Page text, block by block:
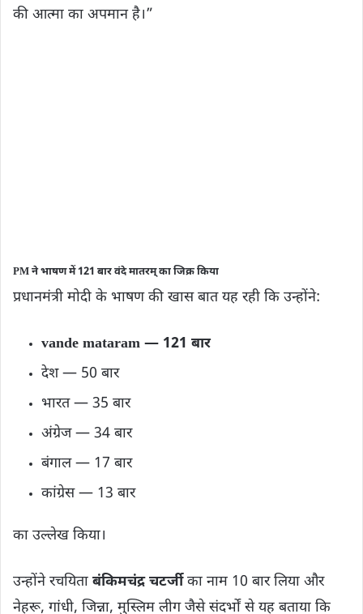
की आत्मा का अपमान है।”
PM ने भाषण में 121 बार वंदे मातरम् का जिक्र किया
प्रधानमंत्री मोदी के भाषण की खास बात यह रही कि उन्होंने:
vande mataram — 121 बार
देश — 50 बार
भारत — 35 बार
अंग्रेज — 34 बार
बंगाल — 17 बार
कांग्रेस — 13 बार
का उल्लेख किया।
उन्होंने रचयिता बंकिमचंद्र चटर्जीका नाम 10 बार लिया और
नेहरू, गांधी, जिन्ना, मुस्लिम लीग जैसे संदर्भों से यह बताया कि